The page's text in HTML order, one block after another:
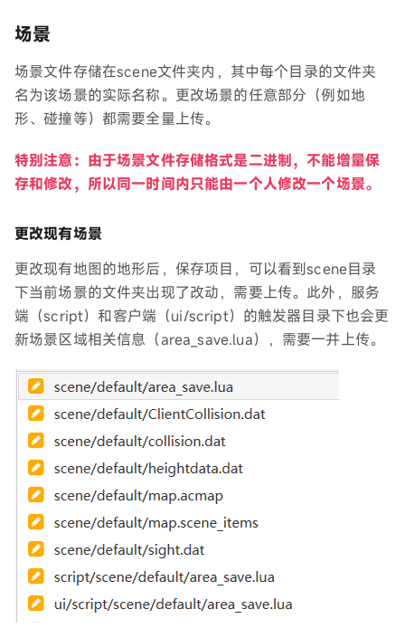
场景
场景文件存储在scene文件夹内，其中每个目录的文件夹
名为该场景的实际名称。更改场景的任意部分（例如地
形、碰撞等）都需要全量上传。
特别注意：由于场景文件存储格式是二进制，不能增量保
存和修改，所以同一时间内只能由一个人修改一个场景。
更改现有场景
更改现有地图的地形后，保存项目，可以看到scene目录
下当前场景的文件夹出现了改动，需要上传。此外，服务
端（script）和客户端（ui/script）的触发器目录下也会更
新场景区域相关信息（area_save.lua），需要一并上传。